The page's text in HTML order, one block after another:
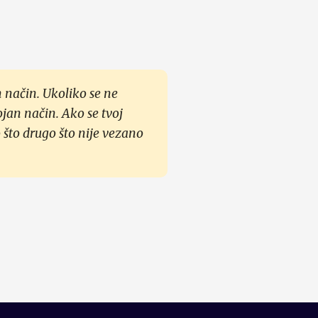
Ukoliko se ne
način. Ako se tvoj
drugo što nije vezano